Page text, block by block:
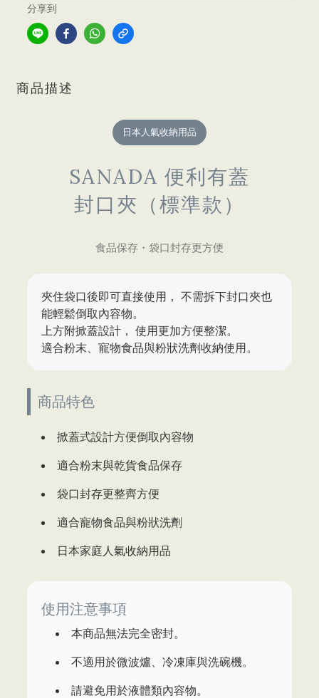
分享到
商品描述
日本人氣收納用品
SANADA 便利有蓋
封口夾（標準款）
食品保存・袋口封存更方便
夾住袋口後即可直接使用， 不需拆下封口夾也
能輕鬆倒取內容物。
上方附掀蓋設計， 使用更加方便整潔。
適合粉末、寵物食品與粉狀洗劑收納使用。
商品特色
掀蓋式設計方便倒取內容物
適合粉末與乾貨食品保存
袋口封存更整齊方便
適合寵物食品與粉狀洗劑
日本家庭人氣收納用品
使用注意事項
本商品無法完全密封。
不適用於微波爐、冷凍庫與洗碗機。
請避免用於液體類內容物。